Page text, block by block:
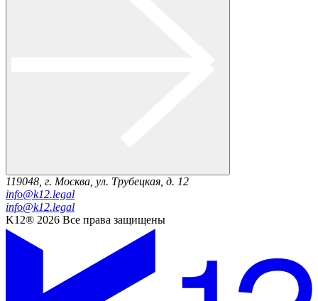
119048, г. Москва, ул. Трубецкая, д. 12
info@k12.legal
info@k12.legal
K12® 2026 Все права защищены